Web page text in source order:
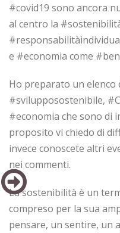
#covid19 sono ancora
al centro la
e #economia come
Ho preparato un
#svilupposostenibile,
#economia che sono di
proposito vi chiedo di
invece conoscete altri
nei commenti.
La sostenibilità è un
compreso per la sua
pensare, un sentire, un